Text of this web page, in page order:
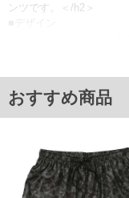
ンツです。＜/h2＞
アウトドアテイストを
■素材・機能
・カーゴポケット付き
・裾のドローコードでシ
＝＝＝＝＝＝＝＝＝＝＝
透け感：無し
おすすめ商品